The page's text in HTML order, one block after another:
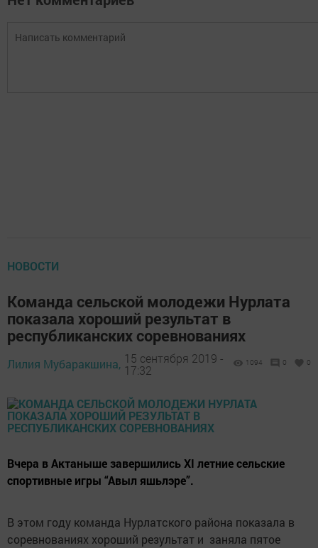
НОВОСТИ
Команда сельской молодежи Нурлата
показала хороший результат в
республиканских соревнованиях
Лилия Мубаракшина, 15 сентября 2019 -
17:32
1094 0 0
Вчера в Актаныше завершились XI летние сельские
спортивные игры “Авыл яшьлэре”.
В этом году команда Нурлатского района показала в
соревнованиях хороший результат и заняла пятое